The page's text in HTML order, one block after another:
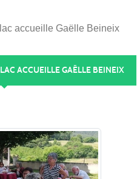
accueille Gaëlle Beineix
ACCUEILLE GAËLLE BEINEIX